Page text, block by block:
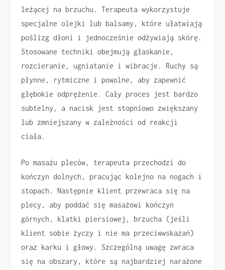
leżącej na brzuchu. Terapeuta wykorzystuje
specjalne olejki lub balsamy, które ułatwiają
poślizg dłoni i jednocześnie odżywiają skórę.
Stosowane techniki obejmują głaskanie,
rozcieranie, ugniatanie i wibracje. Ruchy są
płynne, rytmiczne i powolne, aby zapewnić
głębokie odprężenie. Cały proces jest bardzo
subtelny, a nacisk jest stopniowo zwiększany
lub zmniejszany w zależności od reakcji
ciała.
Po masażu pleców, terapeuta przechodzi do
kończyn dolnych, pracując kolejno na nogach i
stopach. Następnie klient przewraca się na
plecy, aby poddać się masażowi kończyn
górnych, klatki piersiowej, brzucha (jeśli
klient sobie życzy i nie ma przeciwwskazań)
oraz karku i głowy. Szczególną uwagę zwraca
się na obszary, które są najbardziej narażone